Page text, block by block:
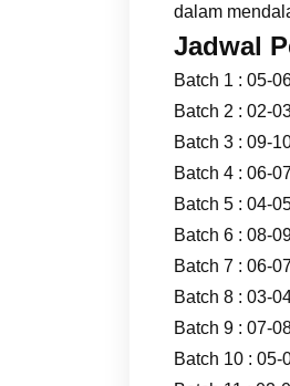
dalam
Jadwal
Batch 1 : 05-
Batch 2 : 02-
Batch 3 : 09-
Batch 4 : 06-
Batch 5 : 04-
Batch 6 : 08-
Batch 7 : 06-
Batch 8 : 03-
Batch 9 : 07-
Batch 10 : 05-